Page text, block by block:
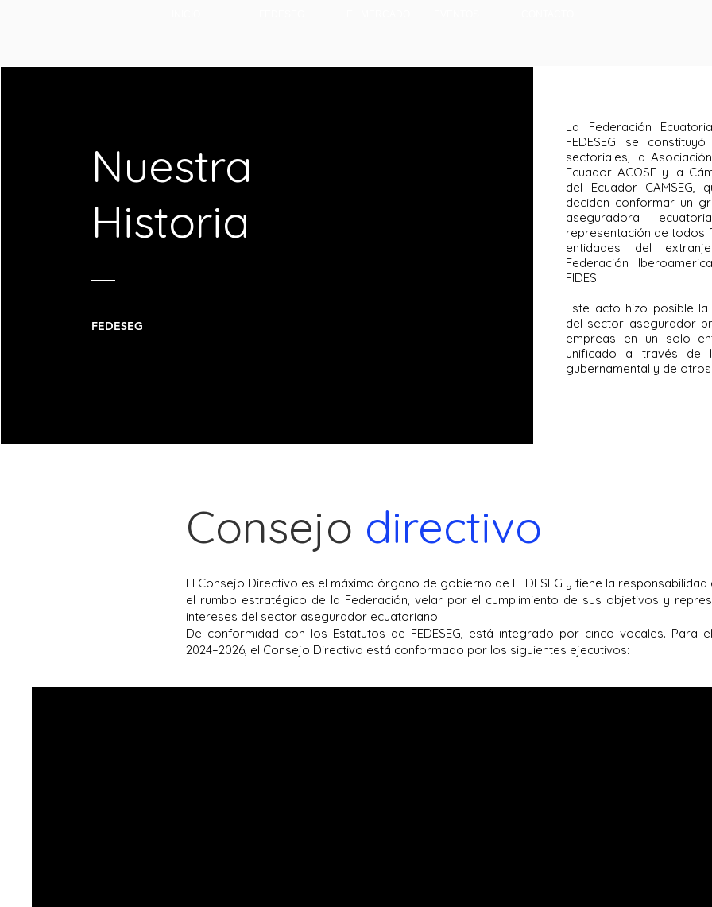
Nuestra
Historia
FEDESEG
La Federación
FEDESEG se
sectoriales, la
Ecuador ACOSE y la
del Ecuador
deciden conformar un
aseguradora
representación de todos
entidades del
Federación
FIDES.
Este acto hizo posible
del sector asegurador
empreas en un solo
unificado a través de
gubernamental y de
Consejo directivo
El Consejo Directivo es el máximo órgano de gobierno de FEDESEG y tiene la
el rumbo estratégico de la Federación, velar por el cumplimiento de sus objetivos y
intereses del sector asegurador ecuatoriano.
De conformidad con los Estatutos de FEDESEG, está integrado por cinco vocales. Para
2024–2026, el Consejo Directivo está conformado por los siguientes ejecutivos: